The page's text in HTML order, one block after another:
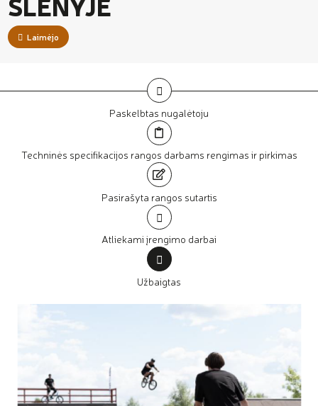
Laimėjo
Paskelbtas nugalėtoju
Techninės specifikacijos rangos darbams rengimas ir pirkimas
Pasirašyta rangos sutartis
Atliekami įrengimo darbai
Užbaigtas